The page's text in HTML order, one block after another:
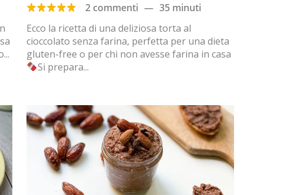
2 commenti — 35 minuti
Ecco la ricetta di una deliziosa torta al
cioccolato senza farina, perfetta per una dieta
gluten-free o per chi non avesse farina in casa
Si prepara...